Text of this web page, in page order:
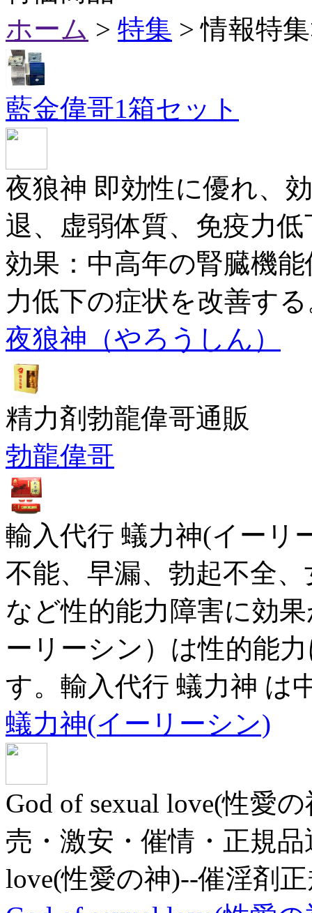
ホーム > 特集 > 情報特
藍金偉哥1箱セット
夜狼神 即効性に優れ、
退、虚弱体質、免疫力
効果：中高年の腎臓機
力低下の症状を改善す
夜狼神（やろうしん）
精力剤勃龍偉哥通販
勃龍偉哥
輸入代行 蟻力神(イーリ
不能、早漏、勃起不全
など性的能力障害に効
ーリーシン）は性的能
す。輸入代行 蟻力神 は
蟻力神(イーリーシン)
God of sexual love(性愛
売・激安・催情・正規品
love(性愛の神)--催淫剤